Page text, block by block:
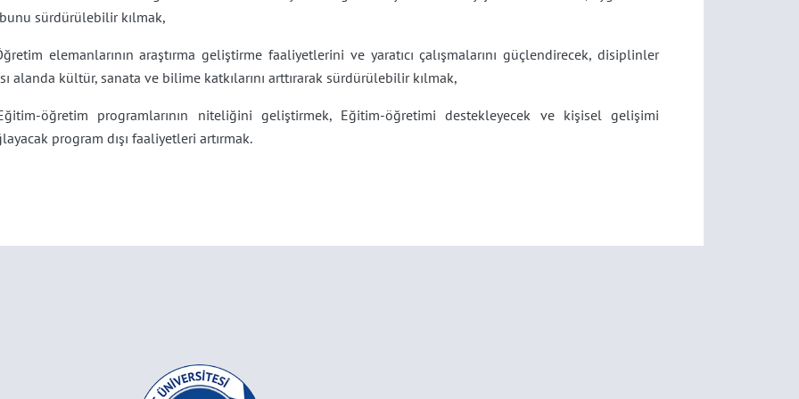
sürdürülebilir kılmak,
elemanlarının araştırma geliştirme faaliyetlerini ve yaratıcı çalışmalarını güçlendirecek, disiplinler
alanda kültür, sanata ve bilime katkılarını arttırarak sürdürülebilir kılmak,
öğretim programlarının niteliğini geliştirmek, Eğitim-öğretimi destekleyecek ve kişisel gelişimi
program dışı faaliyetleri artırmak.